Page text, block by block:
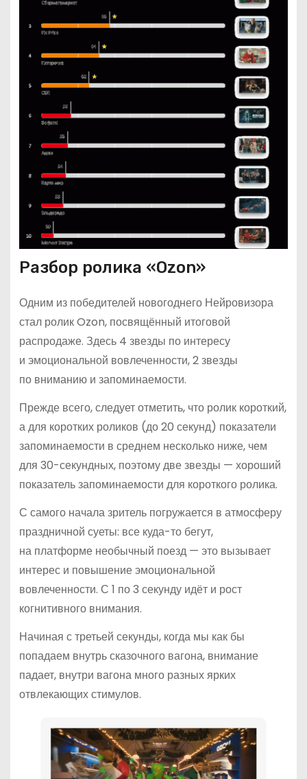
Разбор ролика «Ozon»
Одним из победителей новогоднего Нейровизора
стал ролик Ozon, посвящённый итоговой
распродаже. Здесь 4 звезды по интересу
и эмоциональной вовлеченности, 2 звезды
по вниманию и запоминаемости.
Прежде всего, следует отметить, что ролик короткий,
а для коротких роликов (до 20 секунд) показатели
запоминаемости в среднем несколько ниже, чем
для 30-секундных, поэтому две звезды — хороший
показатель запоминаемости для короткого ролика.
С самого начала зритель погружается в атмосферу
праздничной суеты: все куда-то бегут,
на платформе необычный поезд — это вызывает
интерес и повышение эмоциональной
вовлеченности. С 1 по 3 секунду идёт и рост
когнитивного внимания.
Начиная с третьей секунды, когда мы как бы
попадаем внутрь сказочного вагона, внимание
падает, внутри вагона много разных ярких
отвлекающих стимулов.